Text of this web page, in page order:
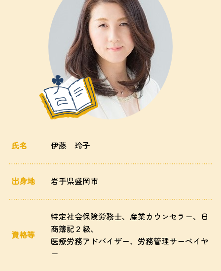
氏名 伊藤 玲子
出身地 岩手県盛岡市
資格等
特定社会保険労務士、産業カウンセラー、日
商簿記２級、
医療労務アドバイザー、労務管理サーベイヤ
ー